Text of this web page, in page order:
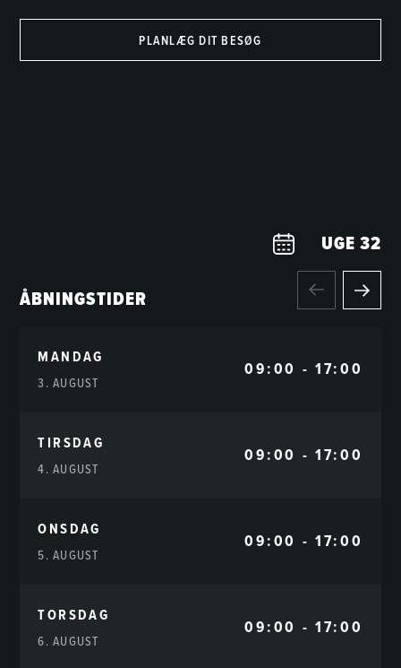
PLANLÆG DIT BESØG
ÅBNINGSTIDER
UGE 32
MANDAG
3. AUGUST
09:00 - 17:00
TIRSDAG
4. AUGUST
09:00 - 17:00
ONSDAG
5. AUGUST
09:00 - 17:00
TORSDAG
6. AUGUST
09:00 - 17:00